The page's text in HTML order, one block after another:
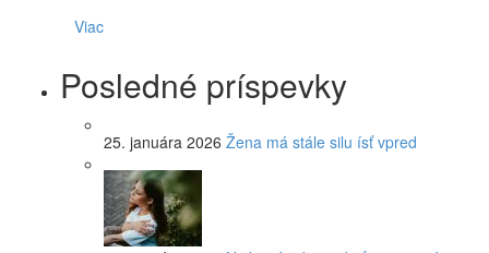
Viac
Posledné príspevky
25. januára 2026 Žena má stále silu ísť vpred